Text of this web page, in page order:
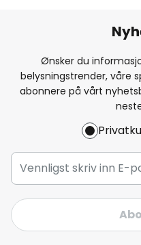
Ønsker du
belysningstrender, våre
abonnere på vårt